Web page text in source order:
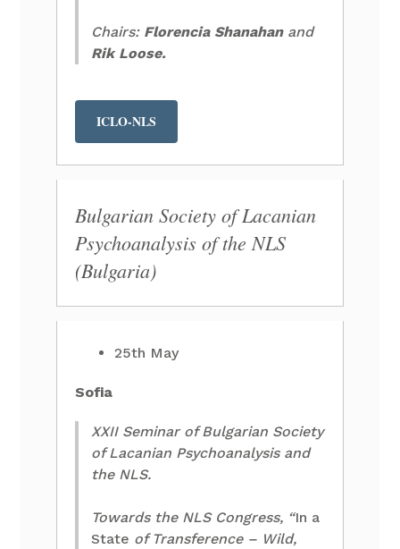
Chairs:Florencia Shanahan and
Rik Loose.
ICLO-NLS
Bulgarian Society of Lacanian
Psychoanalysis of the NLS
(Bulgaria)
25th May
Sofia
XXII Seminar of Bulgarian Society
of Lacanian Psychoanalysis and
the NLS.
Towards the NLS Congress, “In a
State of Transference – Wild,